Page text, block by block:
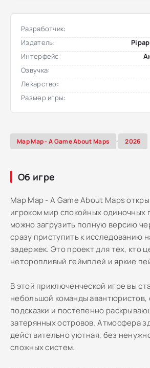
Разработчик:
Издатель:
Интерфейс:
Озвучка:
Лекарство:
Размер игры:
Map Map - A Game About Maps , 2026
Об игре
Map Map - A Game About Maps
игроком мир спокойных одиночных
можно загрузить полную версию
сразу приступить к исследованию
задержек. Это проект для тех, кто
неторопливый геймплей и яркие
В этой приключенческой игре вы
небольшой команды
подсказки и постепенно
затерянных островов. Атмосфера
действительно уютная, без
сложных систем.